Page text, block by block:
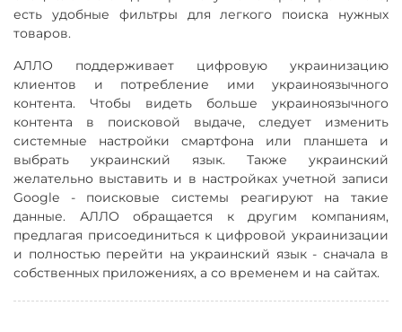
есть удобные фильтры для легкого поиска нужных
товаров.
АЛЛО поддерживает цифровую украинизацию
клиентов и потребление ими украиноязычного
контента. Чтобы видеть больше украиноязычного
контента в поисковой выдаче, следует изменить
системные настройки смартфона или планшета и
выбрать украинский язык. Также украинский
желательно выставить и в настройках учетной записи
Google - поисковые системы реагируют на такие
данные. АЛЛО обращается к другим компаниям,
предлагая присоединиться к цифровой украинизации
и полностью перейти на украинский язык - сначала в
собственных приложениях, а со временем и на сайтах.